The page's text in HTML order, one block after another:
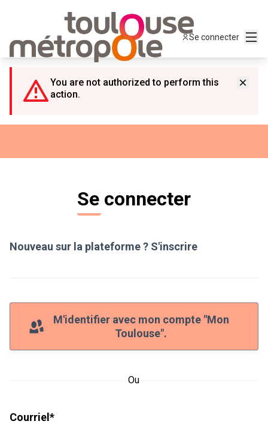
Se connecter
You are not authorized to perform this
action.
Se connecter
Nouveau sur la plateforme ? S'inscrire
M'identifier avec mon compte "Mon
Toulouse".
Ou
Courriel *Champ obligatoire